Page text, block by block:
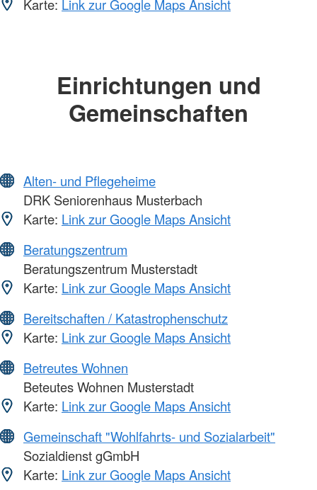
Karte: Link zur Google Maps Ansicht
Einrichtungen und
Gemeinschaften
Alten- und Pflegeheime
DRK Seniorenhaus Musterbach
Karte: Link zur Google Maps Ansicht
Beratungszentrum
Beratungszentrum Musterstadt
Karte: Link zur Google Maps Ansicht
Bereitschaften / Katastrophenschutz
Karte: Link zur Google Maps Ansicht
Betreutes Wohnen
Beteutes Wohnen Musterstadt
Karte: Link zur Google Maps Ansicht
Gemeinschaft "Wohlfahrts- und Sozialarbeit"
Sozialdienst gGmbH
Karte: Link zur Google Maps Ansicht